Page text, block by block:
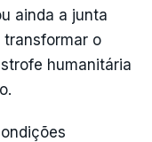
ainda a junta
transformar o
humanitária